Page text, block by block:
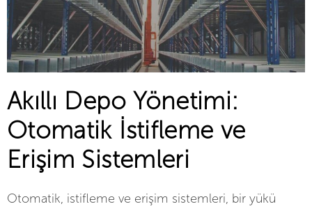
Akıllı Depo Yönetimi:
Otomatik İstifleme ve
Erişim Sistemleri
Otomatik, istifleme ve erişim sistemleri, bir yükü